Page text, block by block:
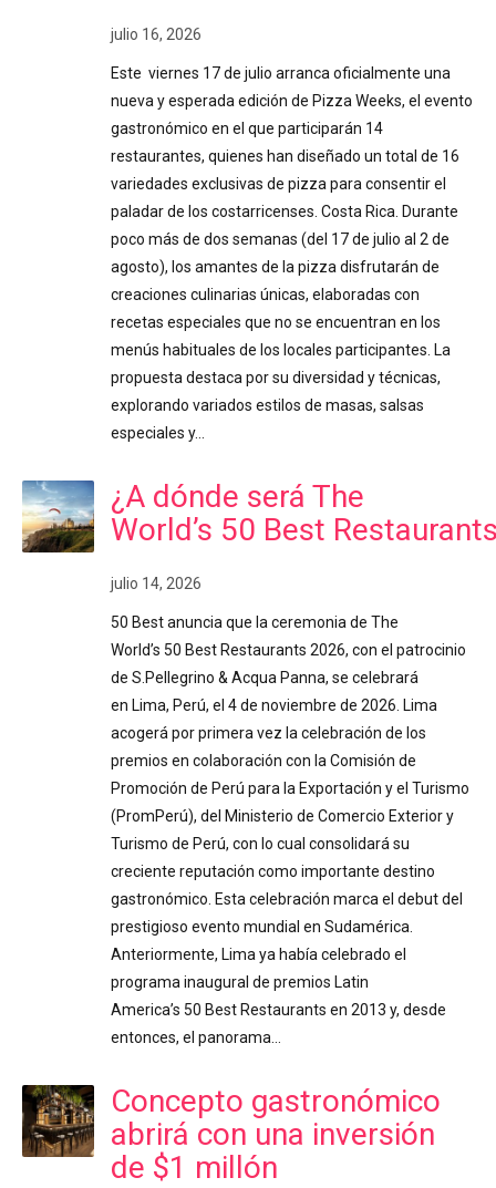
julio 16, 2026
Este viernes 17 de julio arranca oficialmente una
nueva y esperada edición de Pizza Weeks, el evento
gastronómico en el que participarán 14
restaurantes, quienes han diseñado un total de 16
variedades exclusivas de pizza para consentir el
paladar de los costarricenses. Costa Rica. Durante
poco más de dos semanas (del 17 de julio al 2 de
agosto), los amantes de la pizza disfrutarán de
creaciones culinarias únicas, elaboradas con
recetas especiales que no se encuentran en los
menús habituales de los locales participantes. La
propuesta destaca por su diversidad y técnicas,
explorando variados estilos de masas, salsas
especiales y…
¿A dónde será The
World’s 50 Best
julio 14, 2026
50 Best anuncia que la ceremonia de The
World’s 50 Best Restaurants 2026, con el patrocinio
de S.Pellegrino & Acqua Panna, se celebrará
en Lima, Perú, el 4 de noviembre de 2026. Lima
acogerá por primera vez la celebración de los
premios en colaboración con la Comisión de
Promoción de Perú para la Exportación y el Turismo
(PromPerú), del Ministerio de Comercio Exterior y
Turismo de Perú, con lo cual consolidará su
creciente reputación como importante destino
gastronómico. Esta celebración marca el debut del
prestigioso evento mundial en Sudamérica.
Anteriormente, Lima ya había celebrado el
programa inaugural de premios Latin
America’s 50 Best Restaurants en 2013 y, desde
entonces, el panorama…
Concepto gastronómico
abrirá con una inversión
de $1 millón